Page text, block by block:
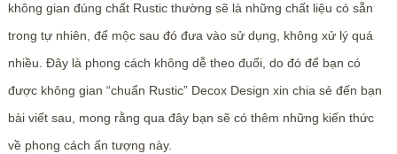
không gian đúng chất Rustic thường sẽ là những chất liệu có sẵn
trong tự nhiên, để mộc sau đó đưa vào sử dụng, không xử lý quá
nhiều. Đây là phong cách không dễ theo đuổi, do đó để bạn có
được không gian “chuẩn Rustic” Decox Design xin chia sẻ đến bạn
bài viết sau, mong rằng qua đây bạn sẽ có thêm những kiến thức
về phong cách ấn tượng này.